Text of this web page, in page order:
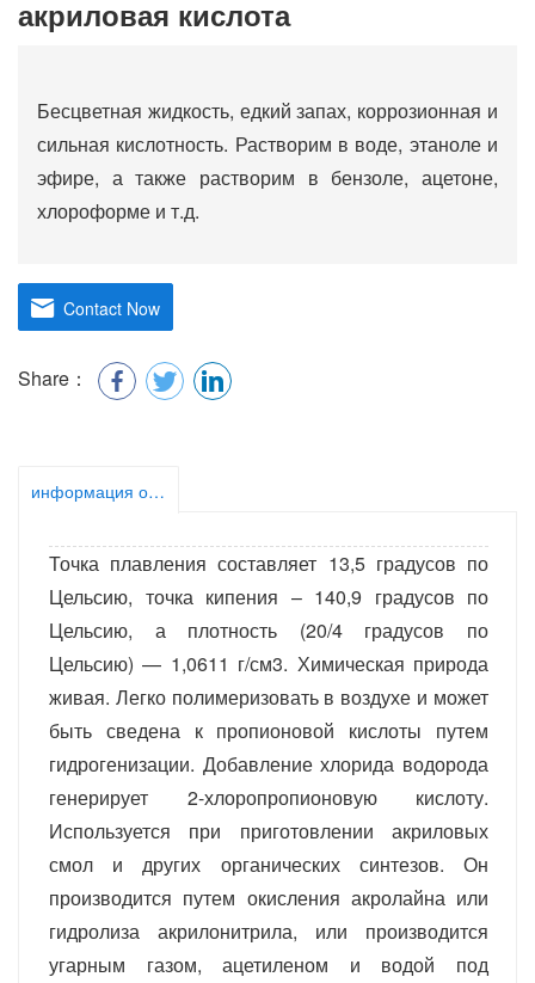
акриловая кислота
Бесцветная жидкость, едкий запах, коррозионная и
сильная кислотность. Растворим в воде, этаноле и
эфире, а также растворим в бензоле, ацетоне,
хлороформе и т.д.
Contact Now
Share：
информация о продукте
Точка плавления составляет 13,5 градусов по
Цельсию, точка кипения – 140,9 градусов по
Цельсию, а плотность (20/4 градусов по
Цельсию) — 1,0611 г/см3. Химическая природа
живая. Легко полимеризовать в воздухе и может
быть сведена к пропионовой кислоты путем
гидрогенизации. Добавление хлорида водорода
генерирует 2-хлоропропионовую кислоту.
Используется при приготовлении акриловых
смол и других органических синтезов. Он
производится путем окисления акролайна или
гидролиза акрилонитрила, или производится
угарным газом, ацетиленом и водой под